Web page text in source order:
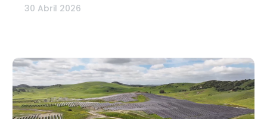
30 Abril 2026